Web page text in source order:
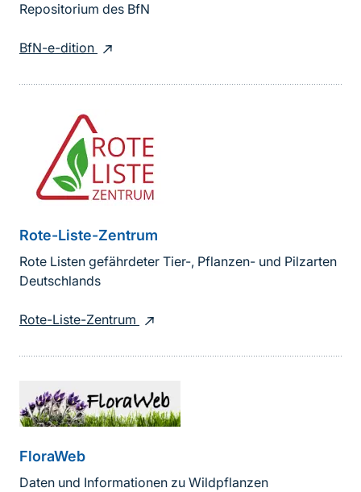
Repositorium des BfN
BfN-e-dition
Rote-Liste-Zentrum
Rote Listen gefährdeter Tier-, Pflanzen- und Pilzarten
Deutschlands
Rote-Liste-Zentrum
FloraWeb
Daten und Informationen zu Wildpflanzen